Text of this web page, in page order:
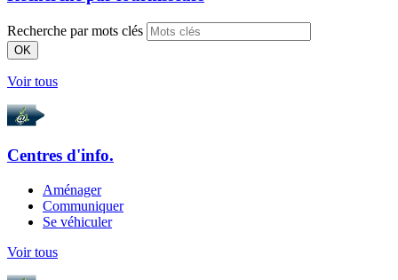
Recherche par mots clés
OK
Voir tous
Centres d'info.
Aménager
Communiquer
Se véhiculer
Voir tous